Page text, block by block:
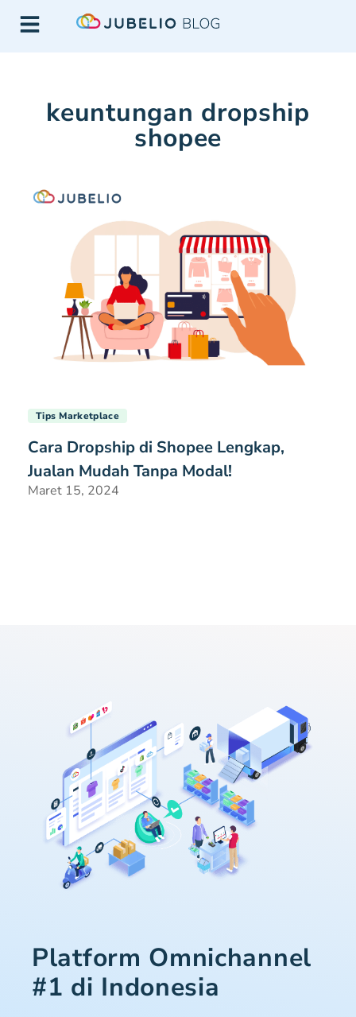
keuntungan dropship
shopee
Tips Marketplace
Cara Dropship di Shopee Lengkap,
Jualan Mudah Tanpa Modal!
Maret 15, 2024
Platform Omnichannel
#1 di Indonesia